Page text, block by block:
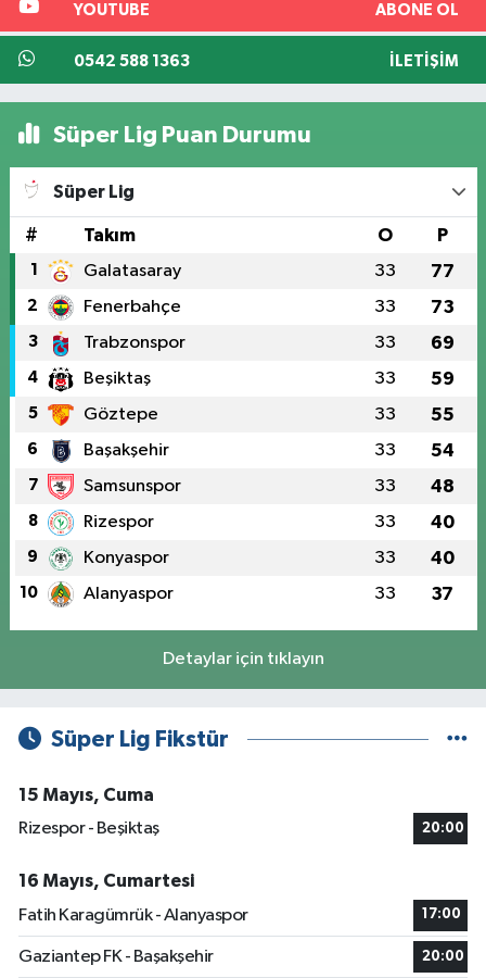
YOUTUBE ABONE OL
0542 588 1363 İLETIŞIM
Süper Lig Puan Durumu
Süper Lig
# Takım O P
1 Galatasaray 33 77
2 Fenerbahçe 33 73
3 Trabzonspor 33 69
4 Beşiktaş 33 59
5 Göztepe 33 55
6 Başakşehir 33 54
7 Samsunspor 33 48
8 Rizespor 33 40
9 Konyaspor 33 40
10 Alanyaspor 33 37
Detaylar için tıklayın
Süper Lig Fikstür
15 Mayıs, Cuma
Rizespor - Beşiktaş
20:00
16 Mayıs, Cumartesi
Fatih Karagümrük - Alanyaspor
17:00
Gaziantep FK - Başakşehir 20:00